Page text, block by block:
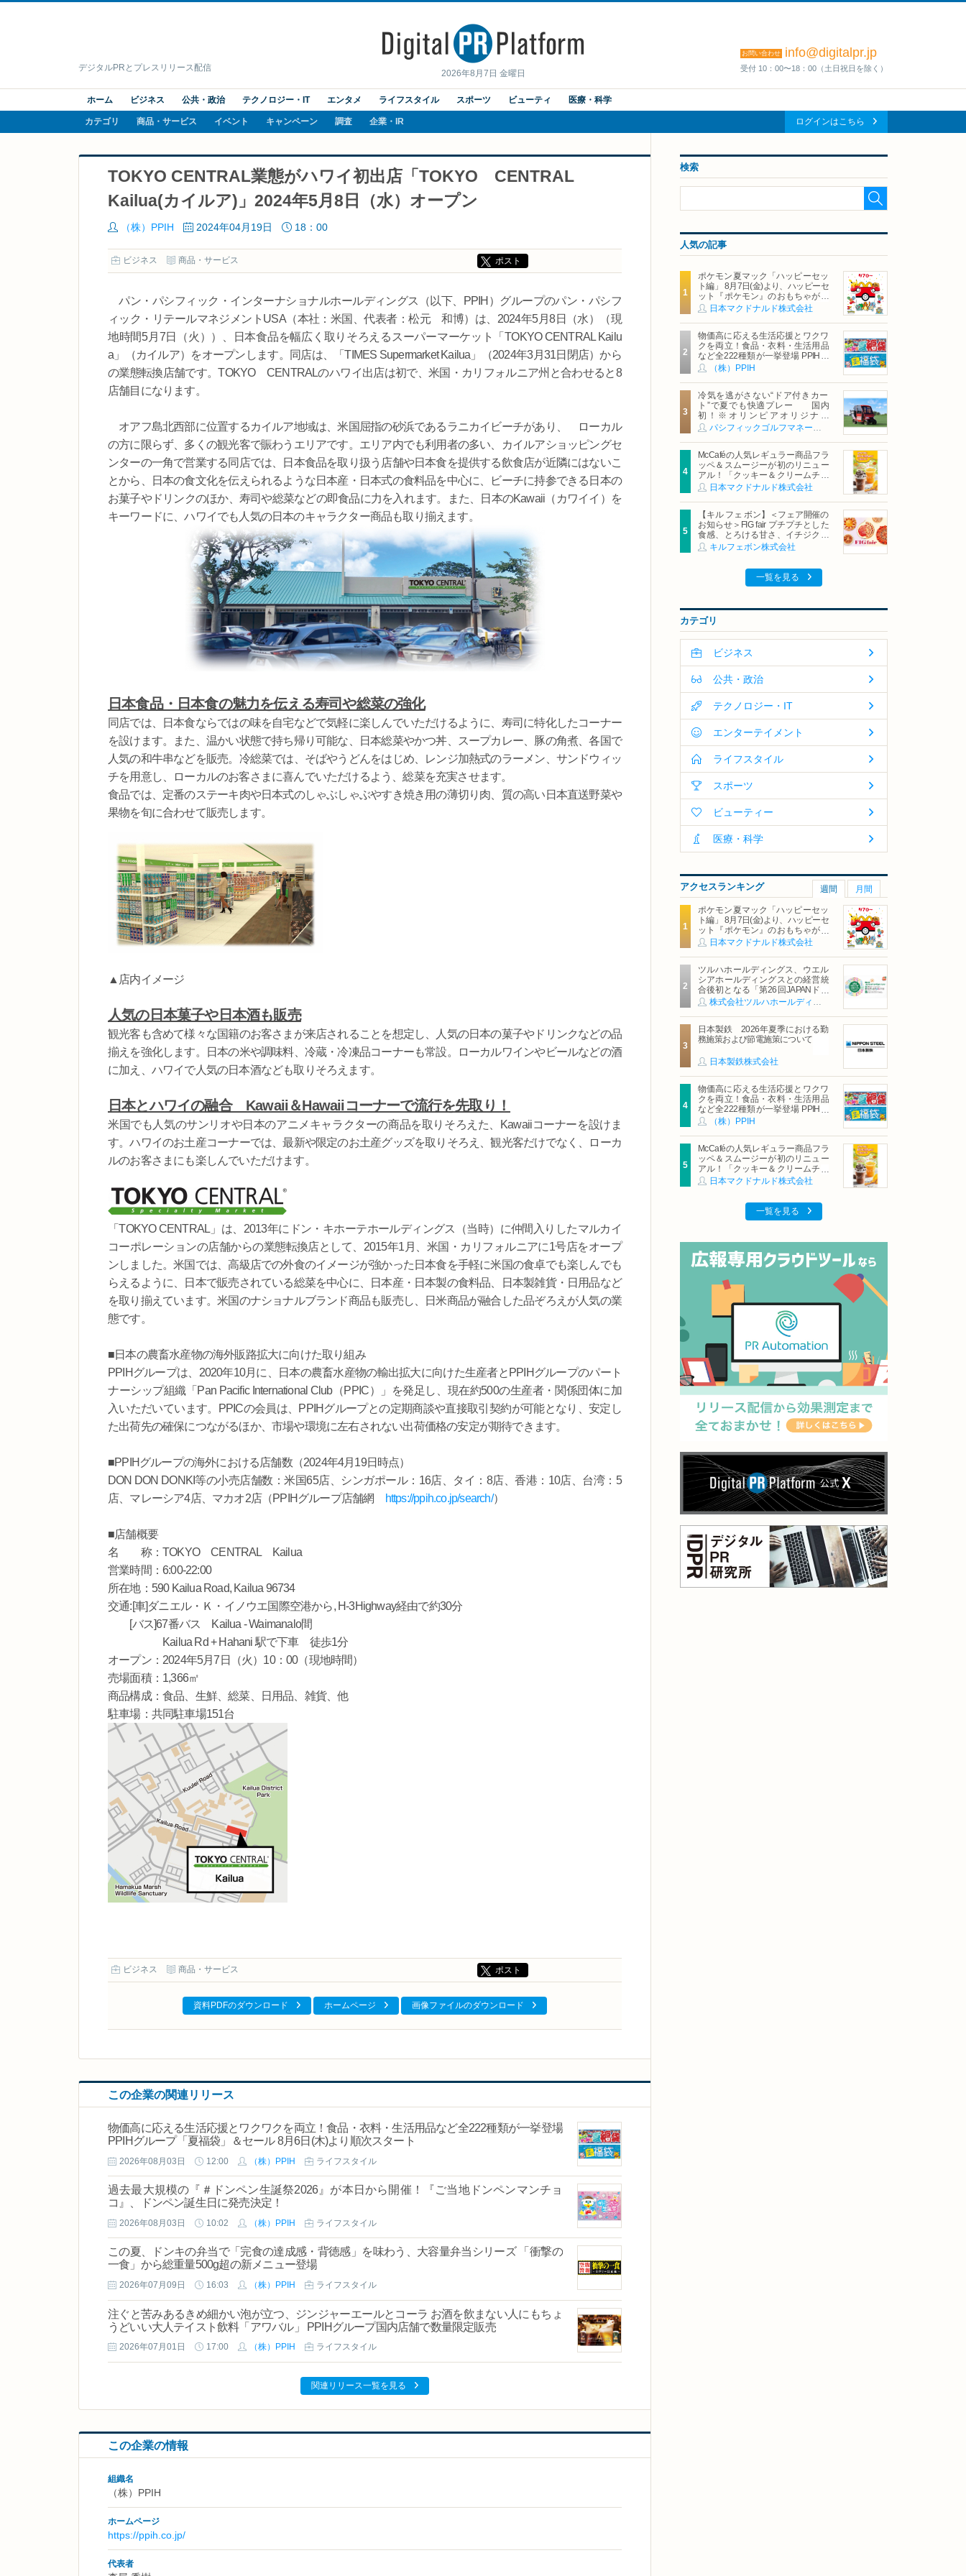
2026年8月7日 金曜日
デジタルPRとプレスリリース配信
お問い合わせ info@digitalpr.jp
受付 10：00〜18：00（土日祝日を除く）
ホーム ビジネス 公共・政治 テクノロジー・IT エンタメ ライフスタイル スポーツ ビューティ 医療・科学
カテゴリ 商品・サービス イベント キャンペーン 調査 企業・IR ログインはこちら
TOKYO CENTRAL業態がハワイ初出店「TOKYO CENTRAL
Kailua(カイルア)」2024年5月8日（水）オープン
（株）PPIH 2024年04月19日 18：00
ビジネス 商品・サービス ポスト
パン・パシフィック・インターナショナルホールディングス（以下、PPIH）グループのパン・パシフ
ィック・リテールマネジメントUSA（本社：米国、代表者：松元 和博）は、2024年5月8日（水）（現
地時間5月7日（火））、日本食品を幅広く取りそろえるスーパーマーケット「TOKYO CENTRAL Kailu
a」（カイルア）をオープンします。同店は、「TIMES Supermarket Kailua」（2024年3月31日閉店）から
の業態転換店舗です。TOKYO CENTRALのハワイ出店は初で、米国・カリフォルニア州と合わせると8
店舗目になります。
オアフ島北西部に位置するカイルア地域は、米国屈指の砂浜であるラニカイビーチがあり、 ローカル
の方に限らず、多くの観光客で賑わうエリアです。エリア内でも利用者の多い、カイルアショッピングセ
ンターの一角で営業する同店では、日本食品を取り扱う店舗や日本食を提供する飲食店が近隣にはないこ
とから、日本の食文化を伝えられるような日本産・日本式の食料品を中心に、ビーチに持参できる日本の
お菓子やドリンクのほか、寿司や総菜などの即食品に力を入れます。また、日本のKawaii（カワイイ）を
キーワードに、ハワイでも人気の日本のキャラクター商品も取り揃えます。
日本食品・日本食の魅力を伝える寿司や総菜の強化
同店では、日本食ならではの味を自宅などで気軽に楽しんでいただけるように、寿司に特化したコーナー
を設けます。また、温かい状態で持ち帰り可能な、日本総菜やかつ丼、スープカレー、豚の角煮、各国で
人気の和牛串などを販売。冷総菜では、そばやうどんをはじめ、レンジ加熱式のラーメン、サンドウィッ
チを用意し、ローカルのお客さまに喜んでいただけるよう、総菜を充実させます。
食品では、定番のステーキ肉や日本式のしゃぶしゃぶやすき焼き用の薄切り肉、質の高い日本直送野菜や
果物を旬に合わせて販売します。
▲店内イメージ
人気の日本菓子や日本酒も販売
観光客も含めて様々な国籍のお客さまが来店されることを想定し、人気の日本の菓子やドリンクなどの品
揃えを強化します。日本の米や調味料、冷蔵・冷凍品コーナーも常設。ローカルワインやビールなどの酒
に加え、ハワイで人気の日本酒なども取りそろえます。
日本とハワイの融合 Kawaii＆Hawaiiコーナーで流行を先取り！
米国でも人気のサンリオや日本のアニメキャラクターの商品を取りそろえた、Kawaiiコーナーを設けま
す。ハワイのお土産コーナーでは、最新や限定のお土産グッズを取りそろえ、観光客だけでなく、ローカ
ルのお客さまにも楽しんでいただけます。
「TOKYO CENTRAL」は、2013年にドン・キホーテホールディングス（当時）に仲間入りしたマルカイ
コーポレーションの店舗からの業態転換店として、2015年1月、米国・カリフォルニアに1号店をオープ
ンしました。米国では、高級店での外食のイメージが強かった日本食を手軽に米国の食卓でも楽しんでも
らえるように、日本で販売されている総菜を中心に、日本産・日本製の食料品、日本製雑貨・日用品など
を取り揃えています。米国のナショナルブランド商品も販売し、日米商品が融合した品ぞろえが人気の業
態です。
■日本の農畜水産物の海外販路拡大に向けた取り組み
PPIHグループは、2020年10月に、日本の農畜水産物の輸出拡大に向けた生産者とPPIHグループのパート
ナーシップ組織「Pan Pacific International Club（PPIC）」を発足し、現在約500の生産者・関係団体に加
入いただいています。PPICの会員は、PPIHグループとの定期商談や直接取引契約が可能となり、安定し
た出荷先の確保につながるほか、市場や環境に左右されない出荷価格の安定が期待できます。
■PPIHグループの海外における店舗数（2024年4月19日時点）
DON DON DONKI等の小売店舗数：米国65店、シンガポール：16店、タイ：8店、香港：10店、台湾：5
店、マレーシア4店、マカオ2店（PPIHグループ店舗網
https://ppih.co.jp/search/）
■店舗概要
名 称：TOKYO CENTRAL Kailua
営業時間：6:00-22:00
所在地：590 Kailua Road, Kailua 96734
交通:[車]ダニエル・Ｋ・イノウエ国際空港から, H-3Highway経由で約30分
[バス]67番バス Kailua - Waimanalo間
Kailua Rd + Hahani 駅で下車 徒歩1分
オープン：2024年5月7日（火）10：00（現地時間）
売場面積：1,366㎡
商品構成：食品、生鮮、総菜、日用品、雑貨、他
駐車場：共同駐車場151台
ビジネス 商品・サービス ポスト
資料PDFのダウンロード ホームページ 画像ファイルのダウンロード
この企業の関連リリース
物価高に応える生活応援とワクワクを両立！食品・衣料・生活用品など全222種類が一挙登場
PPIHグループ「夏福袋」＆セール 8月6日(木)より順次スタート
2026年08月03日 12:00 （株）PPIH ライフスタイル
過去最大規模の『＃ドンペン生誕祭2026』が本日から開催！『ご当地ドンペンマンチョ
コ』、ドンペン誕生日に発売決定！
2026年08月03日 10:02 （株）PPIH ライフスタイル
この夏、ドンキの弁当で「完食の達成感・背徳感」を味わう、大容量弁当シリーズ 「衝撃の
一食」から総重量500g超の新メニュー登場
2026年07月09日 16:03 （株）PPIH ライフスタイル
注ぐと苦みあるきめ細かい泡が立つ、ジンジャーエールとコーラ お酒を飲まない人にもちょ
うどいい大人テイスト飲料「アワバル」 PPIHグループ国内店舗で数量限定販売
2026年07月01日 17:00 （株）PPIH ライフスタイル
関連リリース一覧を見る
この企業の情報
組織名
（株）PPIH
ホームページ
https://ppih.co.jp/
代表者
検索
人気の記事
ポケモン夏マック「ハッピーセッ
ト編」 8月7日(金)より、ハッピーセ
ット『ポケモン』のおもちゃが期
間限定登場
日本マクドナルド株式会社
物価高に応える生活応援とワクワ
クを両立！食品・衣料・生活用品
など全222種類が一挙登場 PPIHグ
ループ「夏福袋」＆セール 8月6日
(木)より順次スタート
（株）PPIH
冷気を逃がさない“ドア付きカー
ト”で夏でも快適プレー 国内
初！※オリンピアオリジナル
「AirCon Cart（エアコンカー
ト）」導入 | ＰＧＭ
McCaféの人気レギュラー商品フラ
ッペ＆スムージーが初のリニュー
アル！「クッキー＆クリームチョ
コフラッペ」「マンゴースムージ
ー」8月5日（水）から販売開始
日本マクドナルド株式会社
【キル フェ ボン】＜フェア開催の
お知らせ＞FIG fair プチプチとした
食感、とろける甘さ、イチジクの
魅力をたっぷりと。新作を含め、
イチジク尽くしの全4種が登場8月
キルフェボン株式会社
一覧を見る
カテゴリ
ビジネス
公共・政治
テクノロジー・IT
エンターテイメント
ライフスタイル
スポーツ
ビューティー
医療・科学
アクセスランキング 週間 月間
ポケモン夏マック「ハッピーセッ
ト編」 8月7日(金)より、ハッピーセ
ット『ポケモン』のおもちゃが期
間限定登場
日本マクドナルド株式会社
ツルハホールディングス、ウエル
シアホールディングスとの経営統
合後初となる「第26回JAPANドラ
ッグストアショー」に出展
株式会社ツルハホールディングス
日本製鉄 2026年夏季における勤
務施策および節電施策について
日本製鉄株式会社
物価高に応える生活応援とワクワ
クを両立！食品・衣料・生活用品
など全222種類が一挙登場 PPIHグ
ループ「夏福袋」＆セール 8月6日
（株）PPIH
McCaféの人気レギュラー商品フラ
ッペ＆スムージーが初のリニュー
アル！「クッキー＆クリームチョ
コフラッペ」「マンゴースムージ
日本マクドナルド株式会社
一覧を見る